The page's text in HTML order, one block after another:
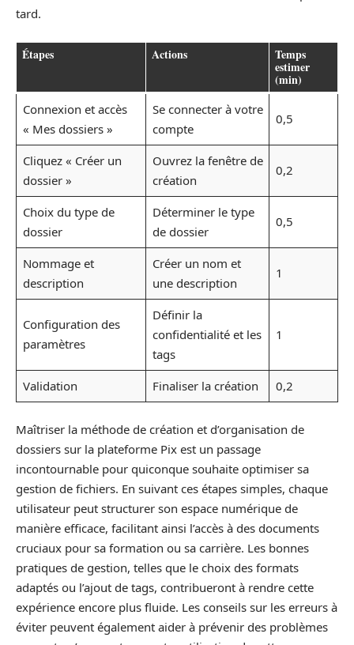
tard.
Étapes Actions Temps
estimer
(min)
Connexion et accès
« Mes dossiers »
Se connecter à votre
compte
0,5
Cliquez « Créer un
dossier »
Ouvrez la fenêtre de
création
0,2
Choix du type de
dossier
Déterminer le type
de dossier
0,5
Nommage et
description
Créer un nom et
une description
1
Configuration des
paramètres
Définir la
confidentialité et les
tags
1
Validation Finaliser la création 0,2
Maîtriser la méthode de création et d’organisation de
dossiers sur la plateforme Pix est un passage
incontournable pour quiconque souhaite optimiser sa
gestion de fichiers. En suivant ces étapes simples, chaque
utilisateur peut structurer son espace numérique de
manière efficace, facilitant ainsi l’accès à des documents
cruciaux pour sa formation ou sa carrière. Les bonnes
pratiques de gestion, telles que le choix des formats
adaptés ou l’ajout de tags, contribueront à rendre cette
expérience encore plus fluide. Les conseils sur les erreurs à
éviter peuvent également aider à prévenir des problèmes